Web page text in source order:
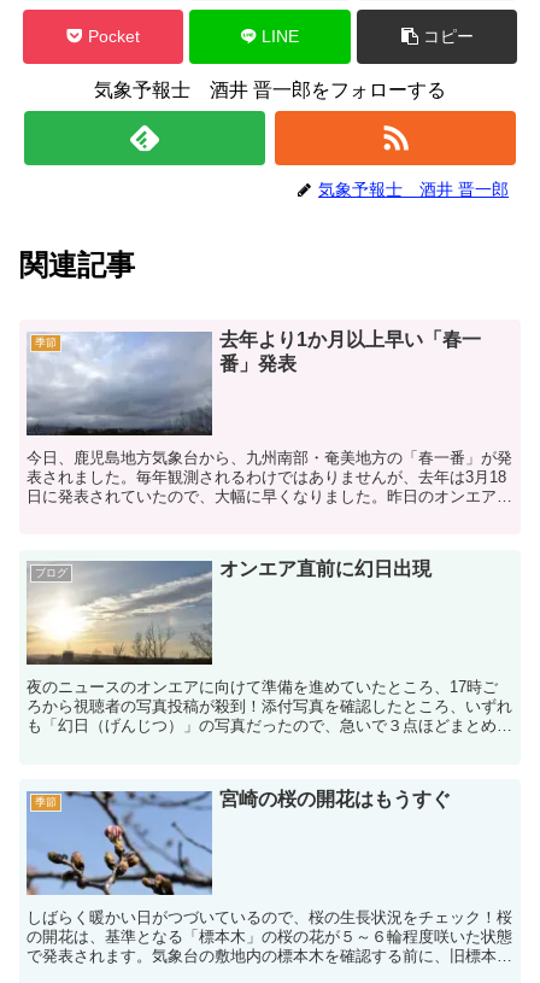
Pocket LINE コピー
気象予報士 酒井 晋一郎をフォローする
気象予報士 酒井 晋一郎
関連記事
季節
去年より1か月以上早い「春一
番」発表
今日、鹿児島地方気象台から、九州南部・奄美地方の「春一番」が発
表されました。毎年観測されるわけではありませんが、去年は3月18
日に発表されていたので、大幅に早くなりました。昨日のオンエアの
ブログ オンエア直前に幻日出現
夜のニュースのオンエアに向けて準備を進めていたところ、17時ご
ろから視聴者の写真投稿が殺到！添付写真を確認したところ、いずれ
も「幻日（げんじつ）」の写真だったので、急いで３点ほどまとめて
季節 宮崎の桜の開花はもうすぐ
しばらく暖かい日がつづいているので、桜の生長状況をチェック！桜
の開花は、基準となる「標本木」の桜の花が５～６輪程度咲いた状態
で発表されます。気象台の敷地内の標本木を確認する前に、旧標本木